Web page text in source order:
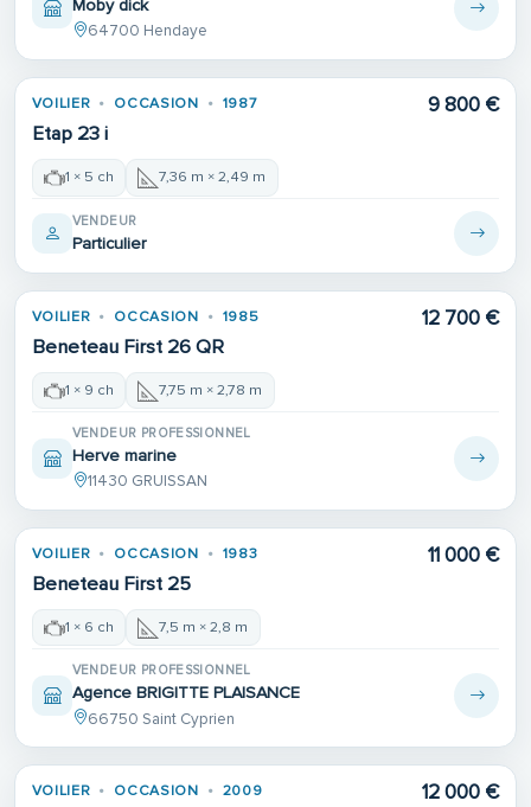
Moby dick
64700 Hendaye
VOILIER OCCASION 1987
Etap 23 i
9 800 €
1 × 5 ch 7,36 m × 2,49 m
VENDEUR
Particulier
VOILIER OCCASION 1985
Beneteau First 26 QR
12 700 €
1 × 9 ch 7,75 m × 2,78 m
VENDEUR PROFESSIONNEL
Herve marine
11430 GRUISSAN
VOILIER OCCASION 1983
Beneteau First 25
11 000 €
1 × 6 ch 7,5 m × 2,8 m
VENDEUR PROFESSIONNEL
Agence BRIGITTE PLAISANCE
66750 Saint Cyprien
VOILIER OCCASION 2009 12 000 €